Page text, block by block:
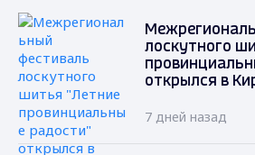
лоскутного
открылся в
7 дней назад